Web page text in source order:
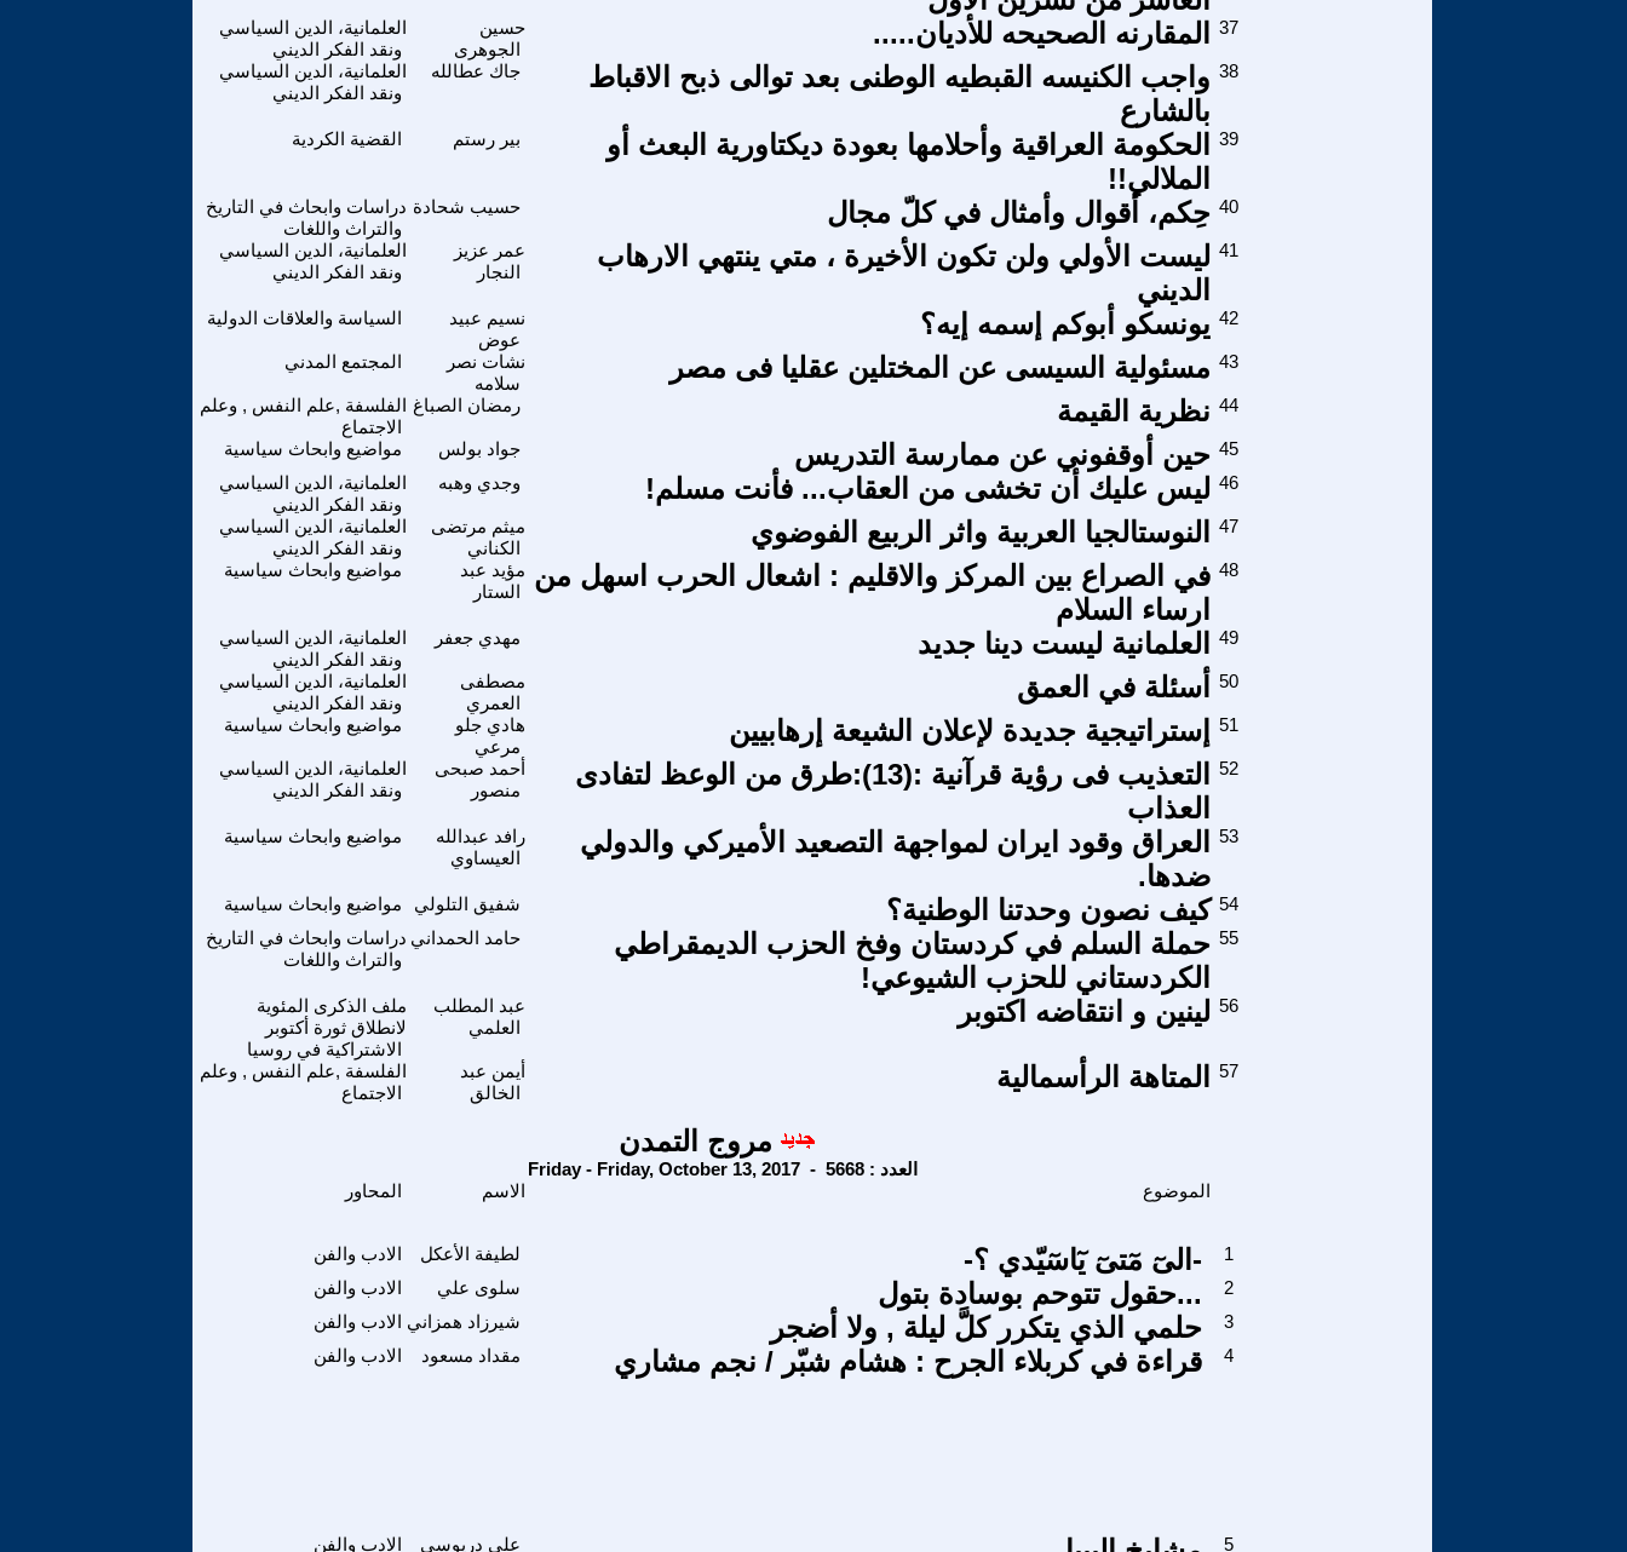
العلمانية، الدين السياسي
ونقد الفكر الديني
حسين
الجوهرى
المقارنه الصحيحه للأديان..... 37
العلمانية، الدين السياسي
ونقد الفكر الديني
جاك عطالله
واجب الكنيسه القبطيه الوطنى بعد توالى ذبح الاقباط
بالشارع
38
القضية الكردية بير رستم
الحكومة العراقية وأحلامها بعودة ديكتاورية البعث أو
الملالي!!
39
دراسات وابحاث في التاريخ
والتراث واللغات
حسيب شحادة حِكم، أقوال وأمثال في كلّ مجال 40
العلمانية، الدين السياسي
ونقد الفكر الديني
عمر عزيز
النجار
ليست الأولي ولن تكون الأخيرة ، متي ينتهي الارهاب
الديني
41
السياسة والعلاقات الدولية
نسيم عبيد
عوض
يونسكو أبوكم إسمه إيه؟ 42
المجتمع المدني
نشات نصر
سلامه
مسئولية السيسى عن المختلين عقليا فى مصر 43
الفلسفة ,علم النفس , وعلم
الاجتماع
رمضان الصباغ نظرية القيمة 44
مواضيع وابحاث سياسية جواد بولس حين أوقفوني عن ممارسة التدريس 45
العلمانية، الدين السياسي
ونقد الفكر الديني
وجدي وهبه ليس عليك أن تخشى من العقاب... فأنت مسلم! 46
العلمانية، الدين السياسي
ونقد الفكر الديني
ميثم مرتضى
الكناني
النوستالجيا العربية واثر الربيع الفوضوي 47
مواضيع وابحاث سياسية
مؤيد عبد
الستار
في الصراع بين المركز والاقليم : اشعال الحرب اسهل من
ارساء السلام
48
العلمانية، الدين السياسي
ونقد الفكر الديني
مهدي جعفر العلمانية ليست دينا جديد 49
العلمانية، الدين السياسي
ونقد الفكر الديني
مصطفى
العمري
أسئلة في العمق 50
مواضيع وابحاث سياسية
هادي جلو
مرعي
إستراتيجية جديدة لإعلان الشيعة إرهابيين 51
العلمانية، الدين السياسي
ونقد الفكر الديني
أحمد صبحى
منصور
التعذيب فى رؤية قرآنية :(13):طرق من الوعظ لتفادى
العذاب
52
مواضيع وابحاث سياسية
رافد عبدالله
العيساوي
العراق وقود ايران لمواجهة التصعيد الأميركي والدولي
ضدها.
53
مواضيع وابحاث سياسية شفيق التلولي كيف نصون وحدتنا الوطنية؟ 54
دراسات وابحاث في التاريخ
والتراث واللغات
حامد الحمداني
حملة السلم في كردستان وفخ الحزب الديمقراطي
الكردستاني للحزب الشيوعي!
55
ملف الذكرى المئوية
لانطلاق ثورة أكتوبر
الاشتراكية في روسيا
عبد المطلب
العلمي
لينين و انتقاضه اكتوبر 56
الفلسفة ,علم النفس , وعلم
الاجتماع
أيمن عبد
الخالق
المتاهة الرأسمالية 57
مروج التمدن
Friday - Friday, October 13, 2017 - العدد : 5668
الاسم الموضوع
الادب والفن لطيفة الأعكل -الىٓ مٓتىٓ يٓاسٓيّدي ؟-
1
الادب والفن
سلوى علي حقول تتوحم بوسادة بتول...
2
الادب والفن شيرزاد همزاني حلمي الذي يتكرر كلَّ ليلة , ولا أضجر
3
الادب والفن
مقداد مسعود قراءة في كربلاء الجرح : هشام شبّر / نجم مشاري 4
الادب والفن علي دريوسي 5